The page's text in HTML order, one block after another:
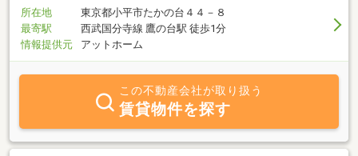
所在地
東京都小平市たかの台４４－８
最寄駅
西武国分寺線 鷹の台駅 徒歩1分
情報提供元
アットホーム
この不動産会社が取り扱う
賃貸物件を探す